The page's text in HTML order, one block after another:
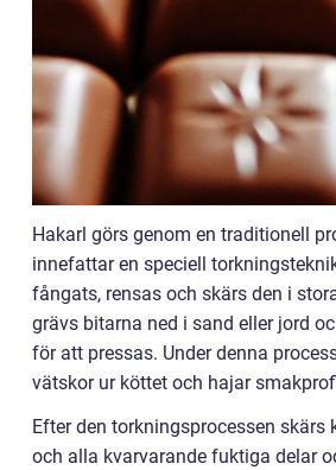
Hakarl görs genom en traditionell
innefattar en speciell
fångats, rensas och skärs den i
grävs bitarna ned i sand eller jord
för att pressas. Under denna
vätskor ur köttet och hajar
Efter den torkningsprocessen skärs
och alla kvarvarande fuktiga delar